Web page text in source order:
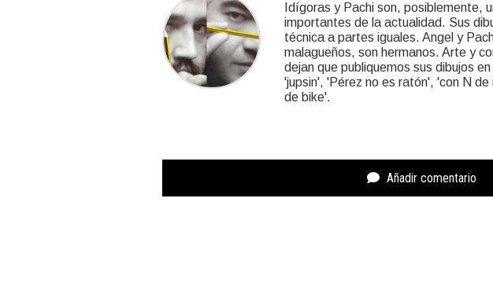
Idígoras y Pachi son, posiblemente,
importantes de la actualidad. Sus
técnica a partes iguales. Angel y
malagueños, son hermanos. Arte y
dejan que publiquemos sus dibujos
'jupsin', 'Pérez no es ratón', 'con N
de bike'.
Añadir comentario